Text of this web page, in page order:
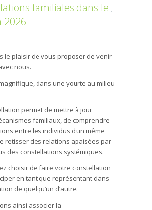
familiales dans le
2026
le plaisir de vous proposer de venir
nous.
dans une yourte au milieu
permet de mettre à jour
familiaux, de comprendre
entre les individus d’un même
retisser des relations apaisées par
des constellations systémiques.
choisir de faire votre constellation
en tant que représentant dans
de quelqu’un d’autre.
ainsi associer la